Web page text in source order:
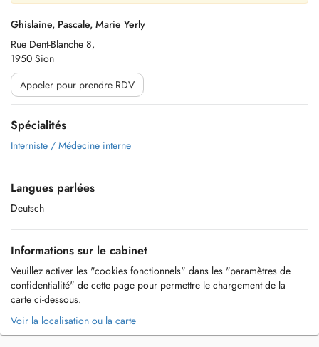
Ghislaine, Pascale, Marie Yerly
Rue Dent-Blanche 8,
1950 Sion
Appeler pour prendre RDV
Spécialités
Interniste / Médecine interne
Langues parlées
Deutsch
Informations sur le cabinet
Veuillez activer les "cookies fonctionnels" dans les "paramètres de
confidentialité" de cette page pour permettre le chargement de la
carte ci-dessous.
Voir la localisation ou la carte